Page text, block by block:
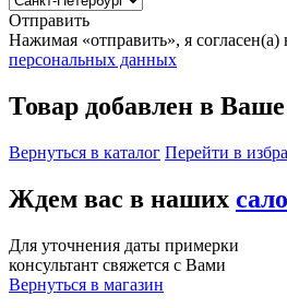
Отправить
Нажимая «отправить», я согласен(а)
персональных данных
Товар добавлен в
Вернуться в каталог Перейти в
Ждем вас в наших
Для уточнения даты примерки
консультант свяжется с Вами
Вернуться в магазин